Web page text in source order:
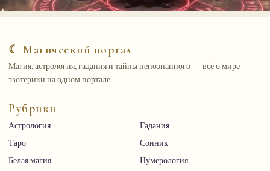
☾ Магический портал
Магия, астрология, гадания и тайны непознанного — всё о мире
эзотерики на одном портале.
Рубрики
Астрология
Гадания
Таро
Сонник
Белая магия
Нумерология